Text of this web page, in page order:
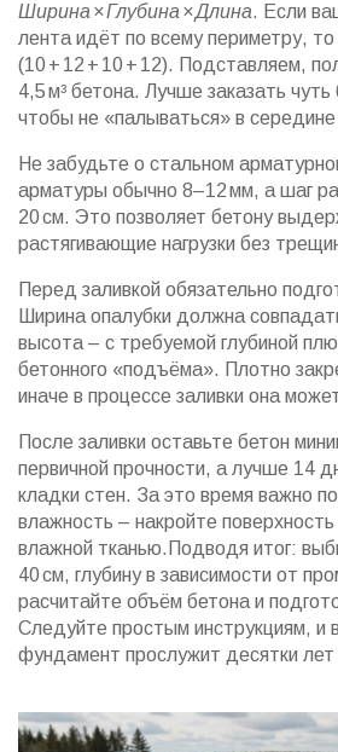
Ширина × Глубина × Длина. Если
лента идёт по всему периметру,
(10 + 12 + 10 + 12). Подставляем,
4,5 м³ бетона. Лучше заказать
чтобы не «палываться» в
Не забудьте о стальном
арматуры обычно 8–12 мм, а шаг
20 см. Это позволяет бетону
растягивающие нагрузки без
Перед заливкой обязательно
Ширина опалубки должна
высота – с требуемой глубиной
бетонного «подъёма». Плотно
иначе в процессе заливки она
После заливки оставьте бетон
первичной прочности, а лучше 14
кладки стен. За это время важно
влажность – накройте
влажной тканью.Подводя итог:
40 см, глубину в зависимости от
расчитайте объём бетона и
Следуйте простым инструкциям, и
фундамент прослужит десятки лет